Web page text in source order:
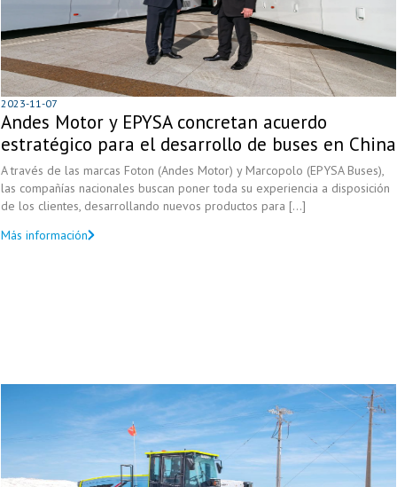
2023-11-07
Andes Motor y EPYSA concretan acuerdo
estratégico para el desarrollo de buses en China
A través de las marcas Foton (Andes Motor) y Marcopolo (EPYSA Buses),
las compañías nacionales buscan poner toda su experiencia a disposición
de los clientes, desarrollando nuevos productos para [...]
Más información